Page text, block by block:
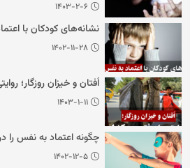
۱۴۰۳-۲-۶
نشانه‌های کودکان با
۱۴۰۲-۱۱-۲۸
اُفتان و خیزان روزگار؛
۱۴۰۳-۱-۱۱
چگونه اعتماد به نفس را
۱۴۰۲-۱۲-۵